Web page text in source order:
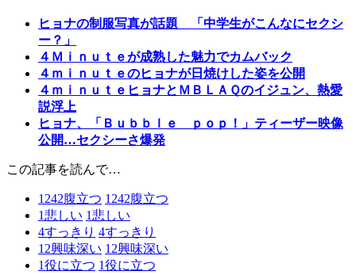
ヒョナの制服写真が話題 「中学生がこんなにセクシ
ー？」
４Ｍｉｎｕｔｅが成熟した魅力でカムバック
４ｍｉｎｕｔｅのヒョナが日焼けした姿を公開
４ｍｉｎｕｔｅヒョナとＭＢＬＡＱのイジュン、熱愛
説浮上
ヒョナ、「Ｂｕｂｂｌｅ ｐｏｐ！」ティーザー映像
公開…セクシーさ爆発
この記事を読んで…
1242腹立つ 1242腹立つ
1悲しい 1悲しい
4すっきり 4すっきり
12興味深い 12興味深い
1役に立つ 1役に立つ